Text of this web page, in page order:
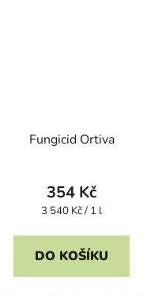
Fungicid Ortiva
354 Kč
Měrná
3 540 Kč / 1 l
DO KOŠÍKU